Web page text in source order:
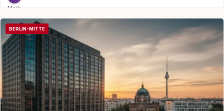
Maik
Möhring
BERLIN-MITTE